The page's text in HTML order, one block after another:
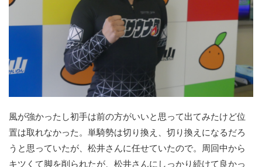
風が強かったし初手は前の方がいいと思って出てみたけど位
置は取れなかった。単騎勢は切り換え、切り換えになるだろ
うと思っていたが、松井さんに任せていたので。周回中から
キツくて脚を削られたが、松井さんにしっかり続けて良かっ